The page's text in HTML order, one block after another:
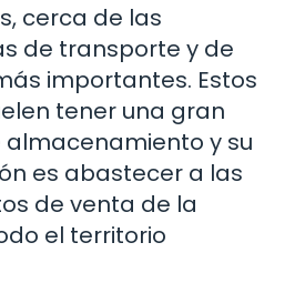
cerca de las
de transporte y de
importantes. Estos
tener una gran
y su
es abastecer a las
de venta de la
el territorio